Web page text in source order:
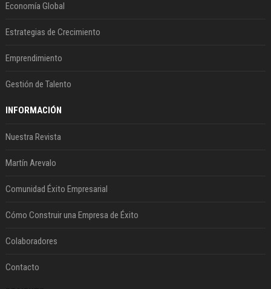
Economía Global
Estrategias de Crecimiento
Emprendimiento
Gestión de Talento
INFORMACIÓN
Nuestra Revista
Martín Arevalo
Comunidad Éxito Empresarial
Cómo Construir una Empresa de Éxito
Colaboradores
Contacto